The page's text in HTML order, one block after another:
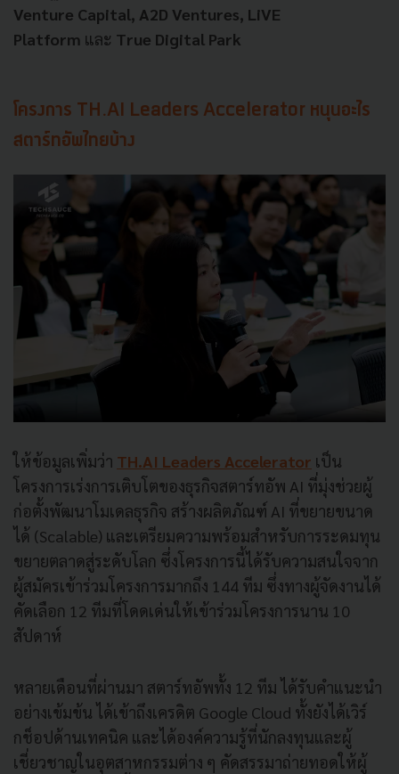
Venture Capital, A2D Ventures, LiVE
Platform และ True Digital Park
โครงการ TH.AI Leaders Accelerator หนุนอะไร
สตาร์ทอัพไทยบ้าง
ให้ข้อมูลเพิ่มว่า TH.AI Leaders Accelerator เป็น
โครงการเร่งการเติบโตของธุรกิจสตาร์ทอัพ AI ที่มุ่งช่วยผู้
ก่อตั้งพัฒนาโมเดลธุรกิจ สร้างผลิตภัณฑ์ AI ที่ขยายขนาด
ได้ (Scalable) และเตรียมความพร้อมสำหรับการระดมทุน
ขยายตลาดสู่ระดับโลก ซึ่งโครงการนี้ได้รับความสนใจจาก
ผู้สมัครเข้าร่วมโครงการมากถึง 144 ทีม ซึ่งทางผู้จัดงานได้
คัดเลือก 12 ทีมที่โดดเด่นให้เข้าร่วมโครงการนาน 10
สัปดาห์
หลายเดือนที่ผ่านมา สตาร์ทอัพทั้ง 12 ทีม ได้รับคำแนะนำ
อย่างเข้มข้น ได้เข้าถึงเครดิต Google Cloud ทั้งยังได้เวิร์
กช็อปด้านเทคนิค และได้องค์ความรู้ที่นักลงทุนและผู้
เชี่ยวชาญในอุตสาหกรรมต่าง ๆ คัดสรรมาถ่ายทอดให้ผู้